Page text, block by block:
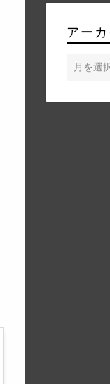
アー